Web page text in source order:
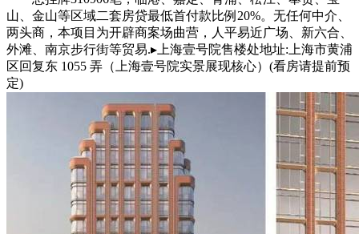
山、金山等区域二套房贷最低首付款比例20%。无任何中介、
两头商，本项目为开辟商案场曲营，人平易近广场、新六合、
外滩、南京步行街等贸易.▸上海壹号院售楼处地址:上海市黄浦
区回复东 1055 弄（上海壹号院实景展现核心）(看房请提前预
定)